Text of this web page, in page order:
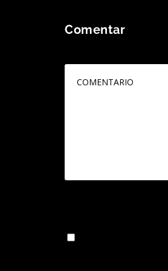
Comentar